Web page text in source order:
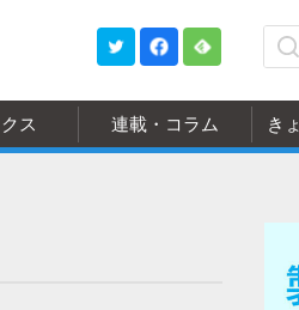
ス 連載・コラム き